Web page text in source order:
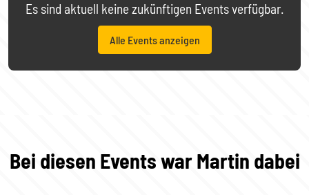
Es sind aktuell keine zukünftigen Events verfügbar.
Alle Events anzeigen
Bei diesen Events war Martin dabei